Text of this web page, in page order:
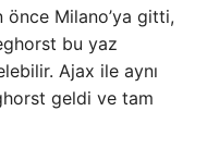
Milano’ya gitti,
bu yaz
Ajax ile aynı
geldi ve tam